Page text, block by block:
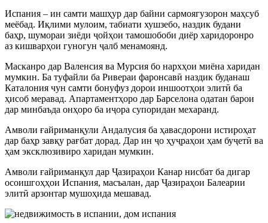
Испания – ин самти машҳур дар байни сармоягузорон маҳсуб
меёбад. Иқлими мулоим, табиати хушзебо, наздик будани
баҳр, шумораи зиёди ҷойҳои тамошобоби диёр харидоронро
аз кишварҳои гуногун ҷалб менамоянд.
Масканро дар Валенсия ва Мурсия бо нархҳои миёна харидан
мумкин. Ба туфайли ба Ривераи фаронсавӣ наздик буданаш
Каталония чун самти бонуфуз дорои иншоотҳои элитӣ ба
ҳисоб меравад. Апартаментҳоро дар Барселона одатан барои
дар минбаъда онҳоро ба иҷора супоридан мехаранд.
Амволи ғайриманқули Андалусия ба ҳавасдорони истироҳат
дар баҳр завқу рағбат дорад. Дар ин ҷо ҳуҷраҳои ҳам буҷетӣ ва
ҳам эксклюзивиро харидан мумкин.
Амволи ғайриманқул дар Ҷазираҳои Канар нисбат ба дигар
осоишгоҳҳои Испания, масъалан, дар Ҷазираҳои Балеарии
элитӣ арзонтар мушоҳида мешавад.